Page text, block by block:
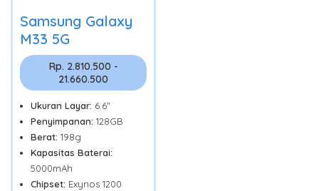
Samsung Galaxy
M33 5G
Rp. 2.810.500 -
21.660.500
Ukuran Layar: 6.6"
Penyimpanan: 128GB
Berat: 198g
Kapasitas Baterai:
5000mAh
Chipset: Exynos 1200